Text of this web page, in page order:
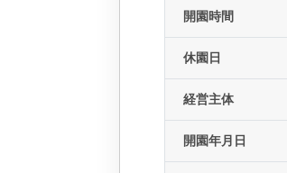
開園時間
休園日
経営主体
開園年月日